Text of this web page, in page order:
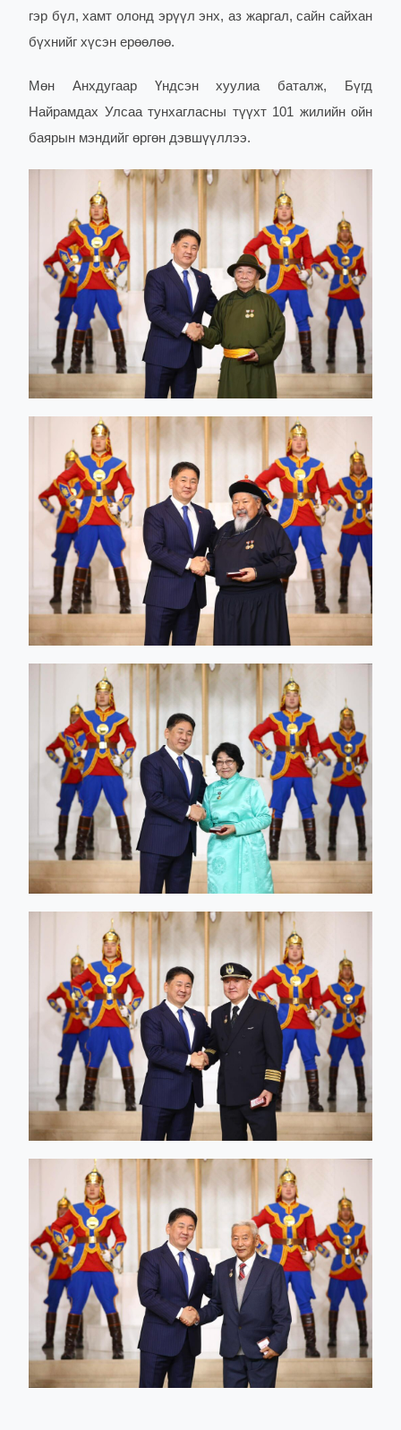
гэр бүл, хамт олонд эрүүл энх, аз жаргал, сайн сайхан
бүхнийг хүсэн ерөөлөө.
Мөн Анхдугаар Үндсэн хуулиа баталж, Бүгд
Найрамдах Улсаа тунхагласны түүхт 101 жилийн ойн
баярын мэндийг өргөн дэвшүүллээ.